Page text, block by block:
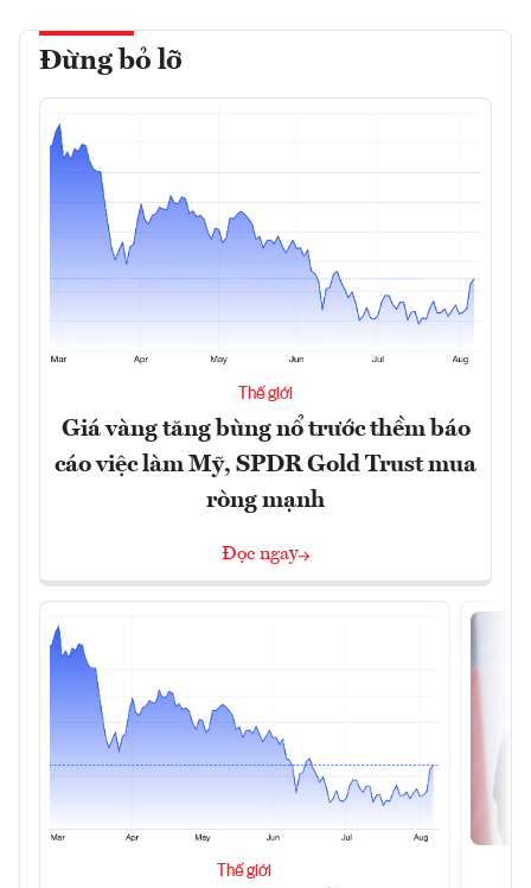
Đừng bỏ lỡ
Thế giới
Giá vàng tăng bùng nổ trước thềm báo
cáo việc làm Mỹ, SPDR Gold Trust mua
ròng mạnh
Đọc ngay
Thế giới